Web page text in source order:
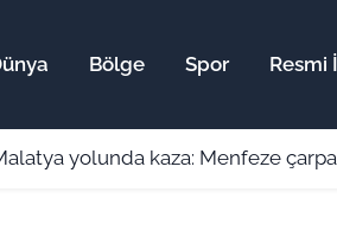
Bölge Spor Resmi
yolunda kaza: Menfeze